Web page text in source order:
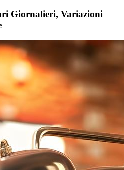
Giornalieri, Variazioni